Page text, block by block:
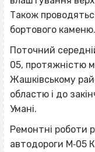
Також
бортового каменю.
Поточний
05, протяжністю
Жашківському
областю і до
Умані.
Ремонтні роботи
автодороги М‐05